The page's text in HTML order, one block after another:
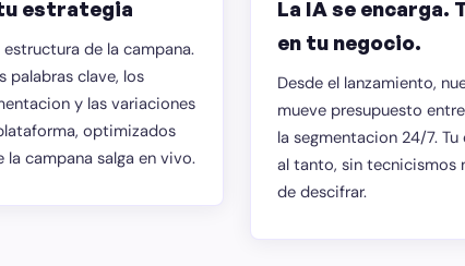
estrategia
de la campana.
palabras clave, los
y las variaciones
optimizados
la campana salga en vivo.
La IA se encarga.
en tu negocio.
Desde el lanzamiento,
mueve presupuesto
la segmentacion 24/7.
al tanto, sin tecnicismos
de descifrar.